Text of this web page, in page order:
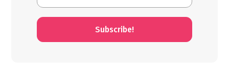
Subscribe!